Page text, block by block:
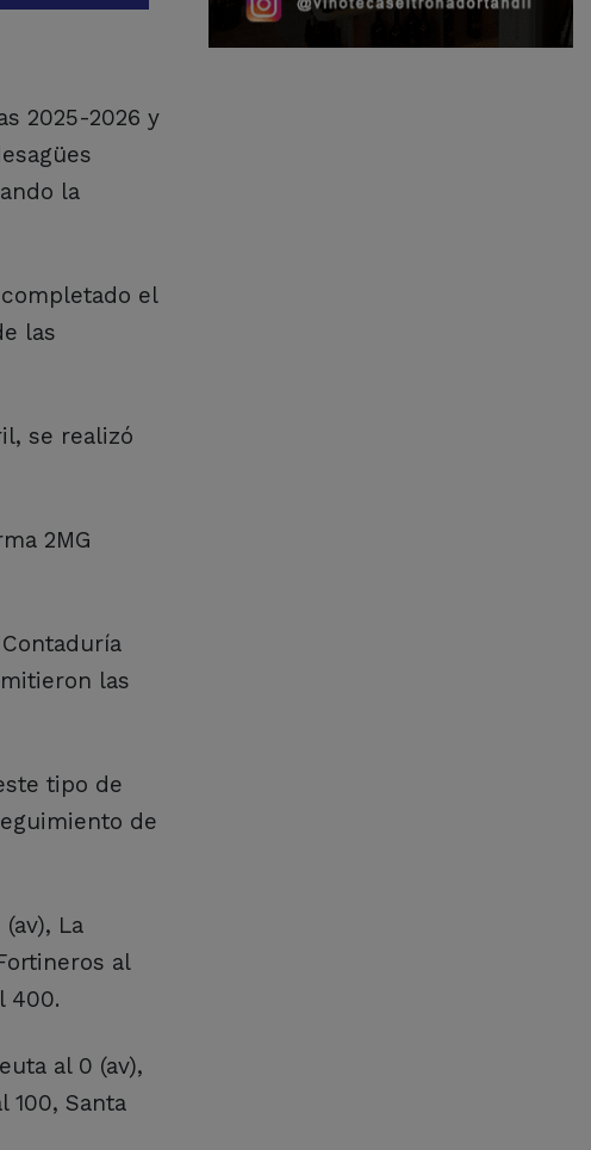
2025-2026 y
la
el
las
se realizó
2MG
las
tipo de
de
La
al
400.
al 0 (av),
100, Santa